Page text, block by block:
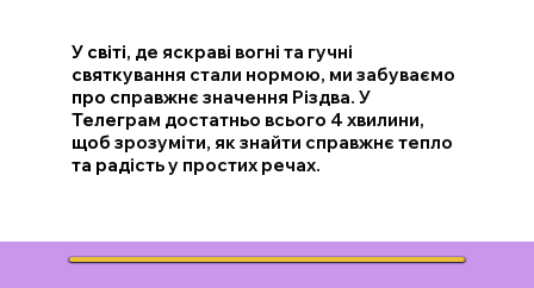
У світі, де яскраві вогні та гучні
святкування стали нормою, ми забуваємо
про справжнє значення Різдва. У
Телеграм достатньо всього 4 хвилини,
щоб зрозуміти, як знайти справжнє тепло
та радість у простих речах.